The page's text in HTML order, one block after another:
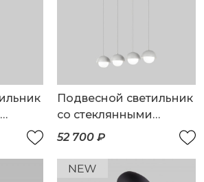
Подвесной светильник
со стеклянными
плафонами
52 700 ₽